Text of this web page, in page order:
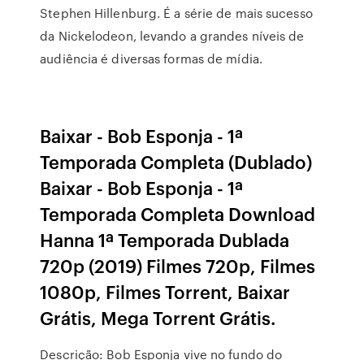
Stephen Hillenburg. É a série de mais sucesso
da Nickelodeon, levando a grandes níveis de
audiência é diversas formas de mídia.
Baixar - Bob Esponja - 1ª
Temporada Completa (Dublado)
Baixar - Bob Esponja - 1ª
Temporada Completa Download
Hanna 1ª Temporada Dublada
720p (2019) Filmes 720p, Filmes
1080p, Filmes Torrent, Baixar
Grátis, Mega Torrent Grátis.
Descrição: Bob Esponja vive no fundo do